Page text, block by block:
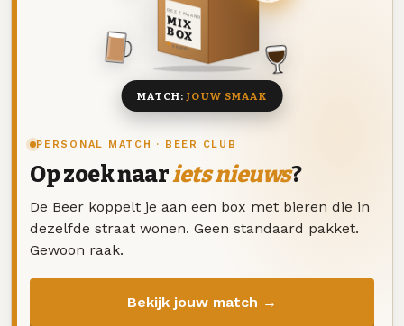
PERSONAL MATCH · BEER CLUB
Op zoek naariets nieuws?
De Beer koppelt je aan een box met bieren die in
dezelfde straat wonen. Geen standaard pakket.
Gewoon raak.
Bekijk jouw match →
DEZE MAAND
MIX
BOX
8 BIEREN
MATCH:JOUW SMAAK